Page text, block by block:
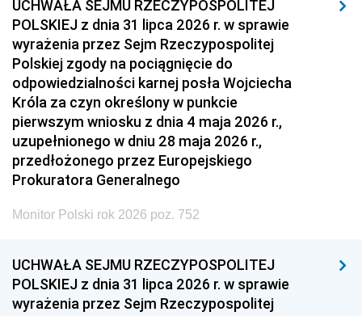
UCHWAŁA SEJMU RZECZYPOSPOLITEJ
POLSKIEJ z dnia 31 lipca 2026 r. w sprawie
wyrażenia przez Sejm Rzeczypospolitej
Polskiej zgody na pociągnięcie do
odpowiedzialności karnej posła Wojciecha
Króla za czyn określony w punkcie
pierwszym wniosku z dnia 4 maja 2026 r.,
uzupełnionego w dniu 28 maja 2026 r.,
przedłożonego przez Europejskiego
Prokuratora Generalnego
Monitor Polski rok 2026 poz. 752
UCHWAŁA SEJMU RZECZYPOSPOLITEJ
POLSKIEJ z dnia 31 lipca 2026 r. w sprawie
wyrażenia przez Sejm Rzeczypospolitej